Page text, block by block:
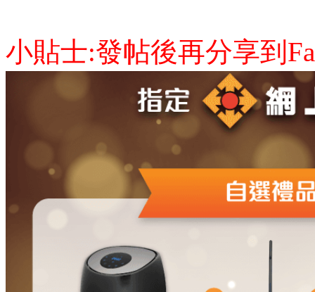
小貼士:發帖後再分享到